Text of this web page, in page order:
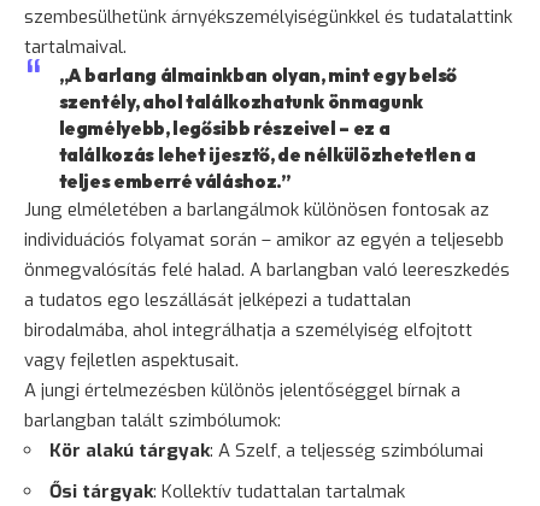
szembesülhetünk árnyékszemélyiségünkkel és tudatalattink
tartalmaival.
„A barlang álmainkban olyan, mint egy belső
szentély, ahol találkozhatunk önmagunk
legmélyebb, legősibb részeivel – ez a
találkozás lehet ijesztő, de nélkülözhetetlen a
teljes emberré váláshoz.”
Jung elméletében a barlangálmok különösen fontosak az
individuációs folyamat során – amikor az egyén a teljesebb
önmegvalósítás felé halad. A barlangban való leereszkedés
a tudatos ego leszállását jelképezi a tudattalan
birodalmába, ahol integrálhatja a személyiség elfojtott
vagy fejletlen aspektusait.
A jungi értelmezésben különös jelentőséggel bírnak a
barlangban talált szimbólumok:
Kör alakú tárgyak: A Szelf, a teljesség szimbólumai
Ősi tárgyak: Kollektív tudattalan tartalmak